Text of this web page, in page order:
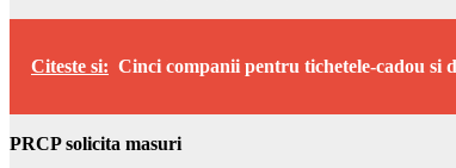
Citeste si: Cinci companii pentru tichetele-cadou si
PRCP solicita masuri